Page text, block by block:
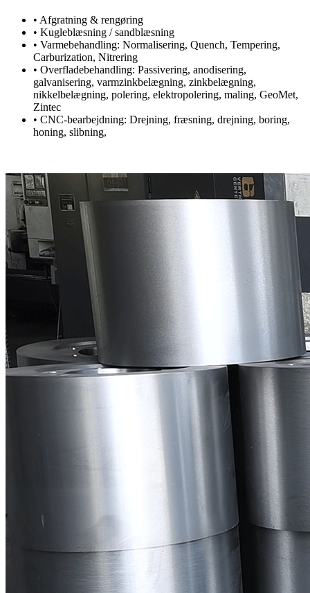
• Afgratning & rengøring
• Kugleblæsning / sandblæsning
• Varmebehandling: Normalisering, Quench, Tempering,
Carburization, Nitrering
• Overfladebehandling: Passivering, anodisering,
galvanisering, varmzinkbelægning, zinkbelægning,
nikkelbelægning, polering, elektropolering, maling, GeoMet,
Zintec
• CNC-bearbejdning: Drejning, fræsning, drejning, boring,
honing, slibning,